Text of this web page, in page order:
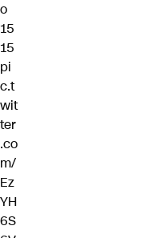
o
15
15
pi
c.t
wit
ter
.co
m/
Ez
YH
6S